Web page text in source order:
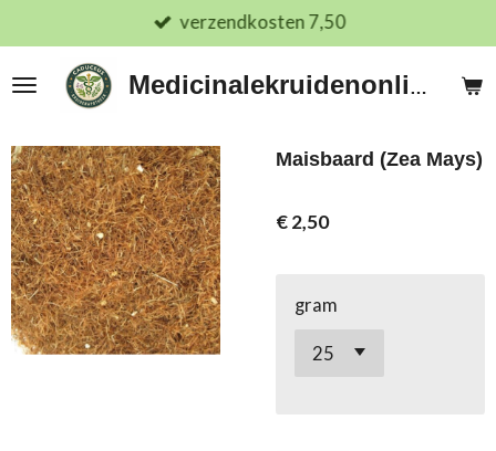
direct
naar
Medicinalekruidenonline.nl
verzendkosten 7,50
Maisbaard (Zea Mays)
€ 2,50
gram